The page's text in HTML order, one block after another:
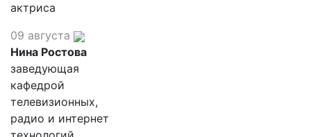
актриса
09 августа
Нина Ростова
заведующая
кафедрой
телевизионных,
радио и интернет